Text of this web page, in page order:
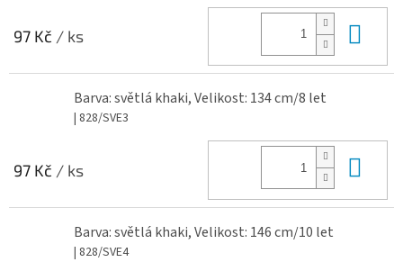
97 Kč / ks
Barva: světlá khaki, Velikost: 134 cm/8 let
| 828/SVE3
97 Kč / ks
Barva: světlá khaki, Velikost: 146 cm/10 let
| 828/SVE4